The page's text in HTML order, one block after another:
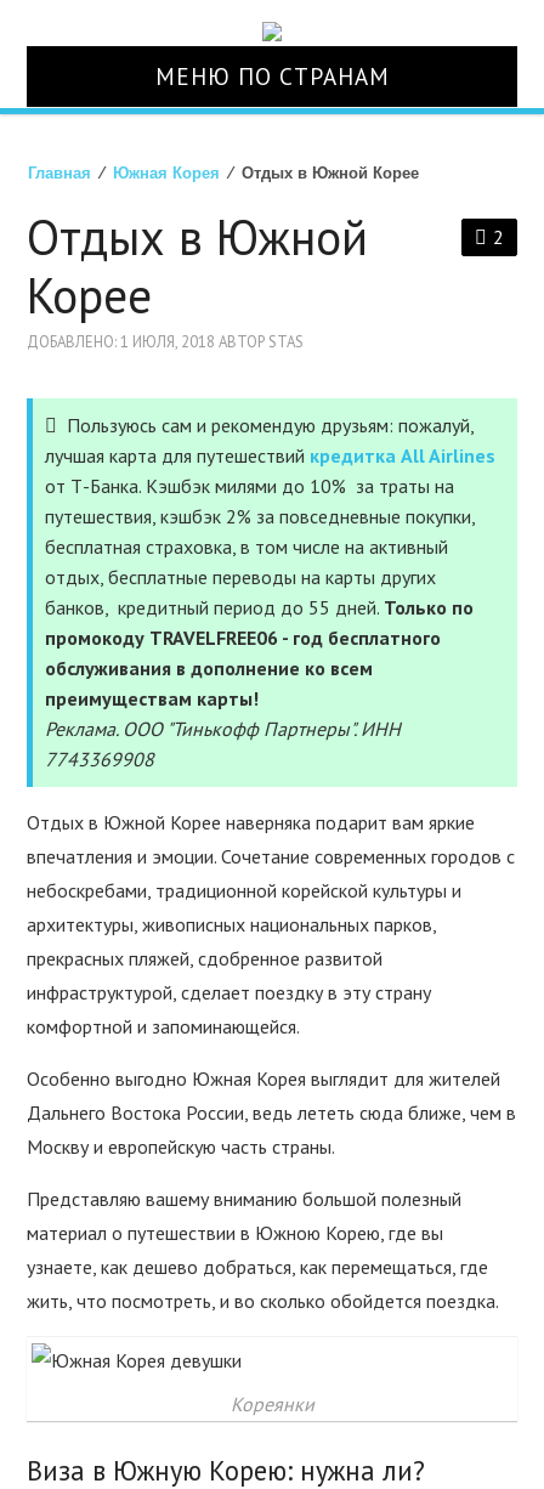
МЕНЮ ПО СТРАНАМ
ТУРЫ
АВИАБИЛЕТЫ
СТРАХОВКА
УСЛУГИ
ПОЛЕЗНОЕ
ПОДДЕРЖАТЬ
Главная ⁄ Южная Корея ⁄ Отдых в Южной Корее
2
Отдых в Южной
Корее
ДОБАВЛЕНО: 1 ИЮЛЯ, 2018 АВТОР STAS
Пользуюсь сам и рекомендую друзьям: пожалуй,
лучшая карта для путешествий кредитка All Airlines
от Т-Банка. Кэшбэк милями до 10% за траты на
путешествия, кэшбэк 2% за повседневные покупки,
бесплатная страховка, в том числе на активный
отдых, бесплатные переводы на карты других
банков, кредитный период до 55 дней. Только по
промокоду TRAVELFREE06 - год бесплатного
обслуживания в дополнение ко всем
преимуществам карты!
Реклама. ООО "Тинькофф Партнеры". ИНН
7743369908
Отдых в Южной Корее наверняка подарит вам яркие
впечатления и эмоции. Сочетание современных городов с
небоскребами, традиционной корейской культуры и
архитектуры, живописных национальных парков,
прекрасных пляжей, сдобренное развитой
инфраструктурой, сделает поездку в эту страну
комфортной и запоминающейся.
Особенно выгодно Южная Корея выглядит для жителей
Дальнего Востока России, ведь лететь сюда ближе, чем в
Москву и европейскую часть страны.
Представляю вашему вниманию большой полезный
материал о путешествии в Южною Корею, где вы
узнаете, как дешево добраться, как перемещаться, где
жить, что посмотреть, и во сколько обойдется поездка.
Кореянки
Виза в Южную Корею: нужна ли?